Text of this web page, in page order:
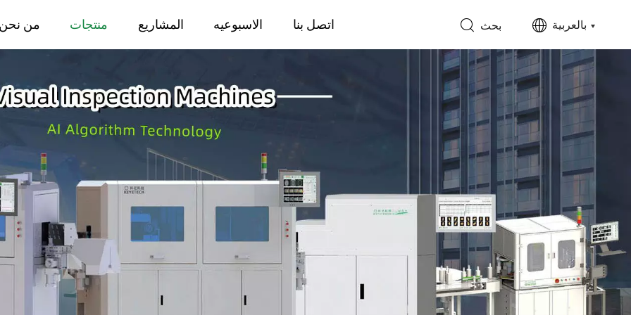
من منتجات المشاريع الاسبوعيه اتصل بنا بحث بالعربية